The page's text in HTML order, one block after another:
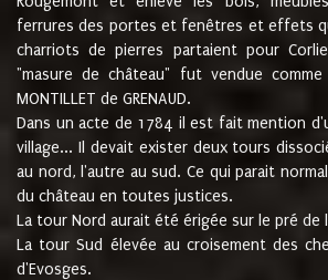
ferrures des portes et fenêtres et effets
charriots de pierres partaient pour
"masure de château" fut vendue
MONTILLET de GRENAUD.
Dans un acte de 1784 il est fait mention
village... Il devait exister deux tours
au nord, l'autre au sud. Ce qui parait
du château en toutes justices.
La tour Nord aurait été érigée sur le pré de
La tour Sud élevée au croisement des
d'Evosges.